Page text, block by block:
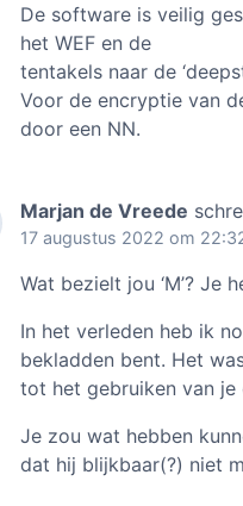
De software is veilig
het WEF en de
tentakels naar de
Voor de encryptie van
door een NN.
Marjan de Vreede
17 augustus 2022 om
Wat bezielt jou ‘M’? Je
In het verleden heb ik
bekladden bent. Het
tot het gebruiken van je
Je zou wat hebben
dat hij blijkbaar(?) niet